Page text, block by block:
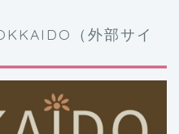
（外部サイ